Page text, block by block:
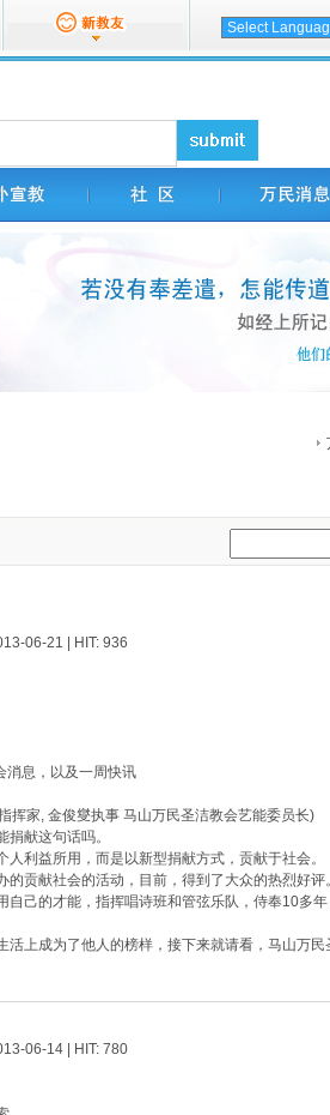
06-21 | HIT: 936
消息，以及一周快讯
挥家, 金俊燮执事 马山万民圣洁教会艺能委员长)
献这句话吗。
人利益所用，而是以新型捐献方式，贡献于社会。
的贡献社会的活动，目前，得到了大众的热烈好评。
自己的才能，指挥唱诗班和管弦乐队，侍奉10多
活上成为了他人的榜样，接下来就请看，马山万民
06-14 | HIT: 780